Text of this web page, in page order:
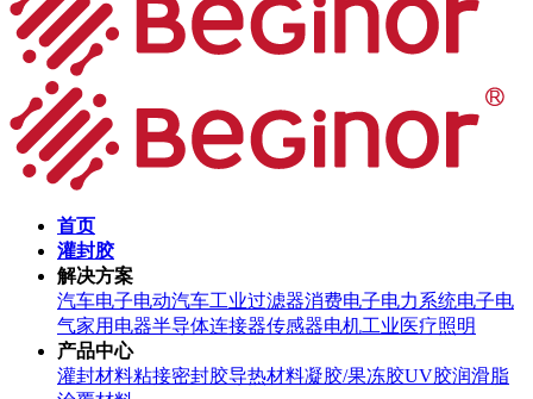
首页
灌封胶
解决方案
汽车电子电动汽车工业过滤器消费电子电力系统电子电
气家用电器半导体连接器传感器电机工业医疗照明
产品中心
灌封材料粘接密封胶导热材料凝胶/果冻胶UV胶润滑脂